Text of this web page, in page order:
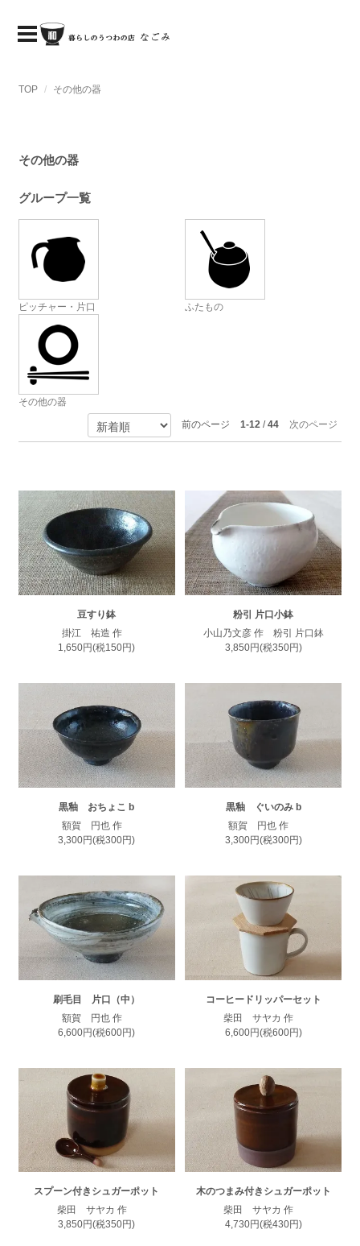
TOP その他の器
その他の器
グループ一覧
ピッチャー・片口 ふたもの
その他の器
前のページ 1-12/44 次のページ
豆すり鉢
掛江 祐造 作
1,650円(税150円)
粉引 片口小鉢
小山乃文彦 作 粉引 片口鉢
3,850円(税350円)
黒釉 おちょこ b
額賀 円也 作
3,300円(税300円)
黒釉 ぐいのみ b
額賀 円也 作
3,300円(税300円)
刷毛目 片口（中）
額賀 円也 作
6,600円(税600円)
コーヒードリッパーセット
柴田 サヤカ 作
6,600円(税600円)
スプーン付きシュガーポット
柴田 サヤカ 作
3,850円(税350円)
木のつまみ付きシュガーポット
柴田 サヤカ 作
4,730円(税430円)